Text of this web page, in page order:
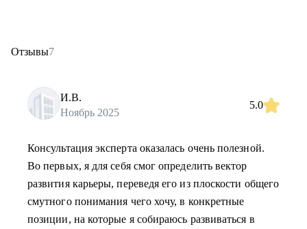
Отзывы7
И.В.
Ноябрь 2025
5.0
Консультация эксперта оказалась очень полезной.
Во первых, я для себя смог определить вектор
развития карьеры, переведя его из плоскости общего
смутного понимания чего хочу, в конкретные
позиции, на которые я собираюсь развиваться в